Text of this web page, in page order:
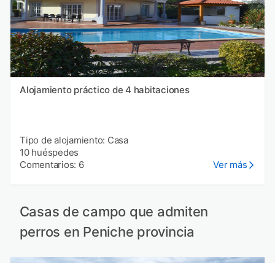
Alojamiento práctico de 4 habitaciones
Tipo de alojamiento: Casa
10 huéspedes
Comentarios: 6
Ver más
Casas de campo que admiten
perros en Peniche provincia